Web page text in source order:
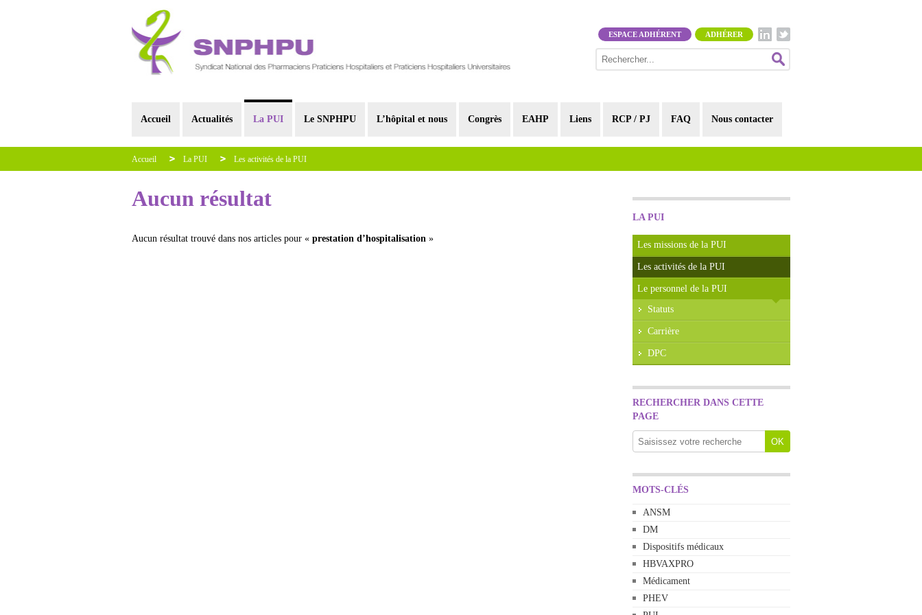
ADHÉRER
ESPACE ADHÉRENT
Accueil Actualités La PUI Le SNPHPU L’hôpital et nous Congrès EAHP Liens RCP / PJ FAQ Nous contacter
Accueil La PUI Les activités de la PUI
LA PUI
Les missions de la PUI
Les activités de la PUI
Le personnel de la PUI
Statuts
Carrière
DPC
RECHERCHER DANS CETTE
PAGE
MOTS-CLÉS
ANSM
DM
Dispositifs médicaux
HBVAXPRO
Médicament
PHEV
Aucun résultat
Aucun résultat trouvé dans nos articles pour « prestation d’hospitalisation »